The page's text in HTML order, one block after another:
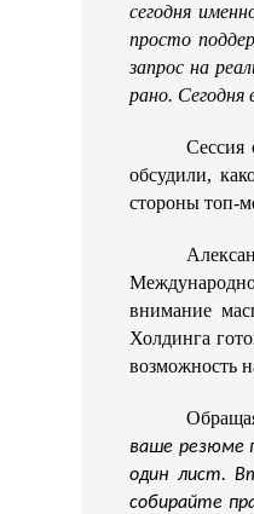
сегодня
просто
запрос на
рано. Сегодня
Сессия
обсудили,
стороны топ-
внимание
Холдинга
возможность
ваше резюме
один лист.
собирайте